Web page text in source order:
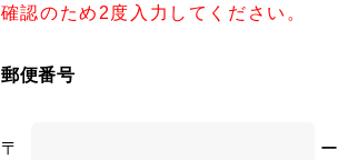
確認のため2度入力してください。
郵便番号
〒 ー